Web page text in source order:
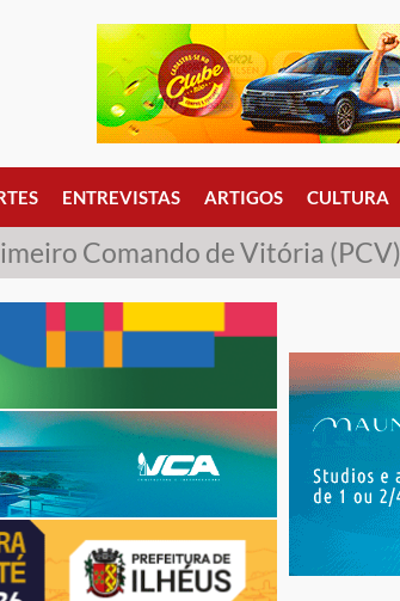
ENTREVISTAS ARTIGOS CULTURA
Comando de Vitória (PCV)